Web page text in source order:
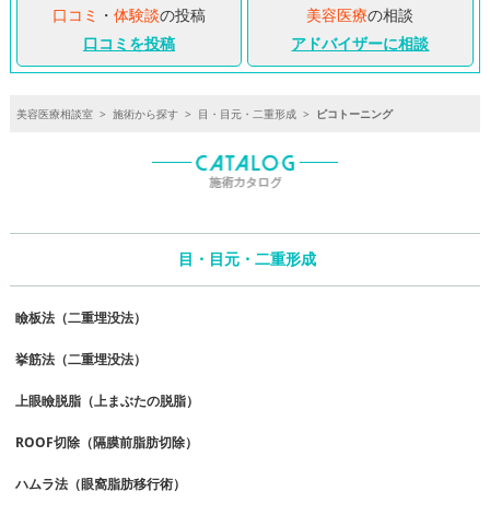
口コミ ・ 体験談の投稿
口コミを投稿
美容医療の相談
アドバイザーに相談
美容医療相談室 > 施術から探す > 目・目元・二重形成 > ピコトーニング
目・目元・二重形成
瞼板法（二重埋没法）
挙筋法（二重埋没法）
上眼瞼脱脂（上まぶたの脱脂）
ROOF切除（隔膜前脂肪切除）
ハムラ法（眼窩脂肪移行術）